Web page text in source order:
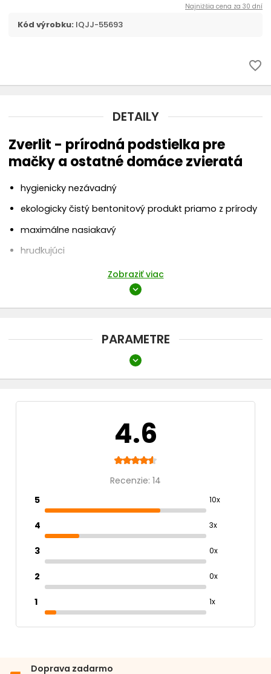
Najnižšia cena za 30 dní
Kód výrobku: IQJJ-55693
favorite_border
DETAILY
Zverlit - prírodná podstielka pre
mačky a ostatné domáce zvieratá
hygienicky nezávadný
ekologicky čistý bentonitový produkt priamo z prírody
maximálne nasiakavý
hrudkujúci
Po použití sa vytvorí hrudka, ktorú je možné likvidovať v
domovom odpade, alebo výhodne využiť v záhradnom
častá kompletná výmena.
Zobraziť viac
expand_more
PARAMETRE
Materiál
Bentonitové
Balenie
expand_more
4.6
Recenzie: 14
5
10x
4 3x
3 0x
2 0x
1 1x
Doprava zadarmo